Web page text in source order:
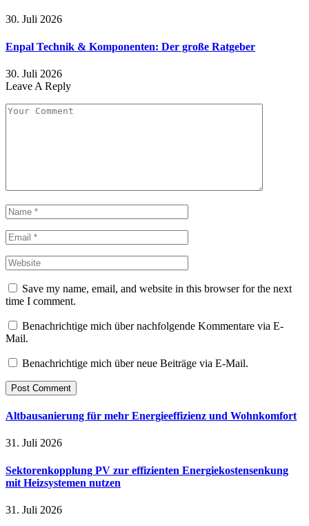
30. Juli 2026
Enpal Technik & Komponenten: Der große Ratgeber
30. Juli 2026
Leave A Reply
Save my name, email, and website in this browser for the next
time I comment.
Benachrichtige mich über nachfolgende Kommentare via E-
Mail.
Benachrichtige mich über neue Beiträge via E-Mail.
Altbausanierung für mehr Energieeffizienz und Wohnkomfort
31. Juli 2026
Sektorenkopplung PV zur effizienten Energiekostensenkung
mit Heizsystemen nutzen
31. Juli 2026